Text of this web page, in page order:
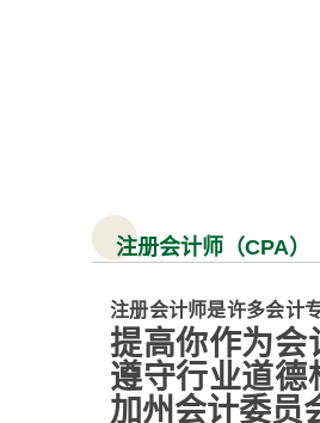
注册会计师（CPA）
注册会计师是许多会计
提高你作为会
遵守行业道德
加州会计委员